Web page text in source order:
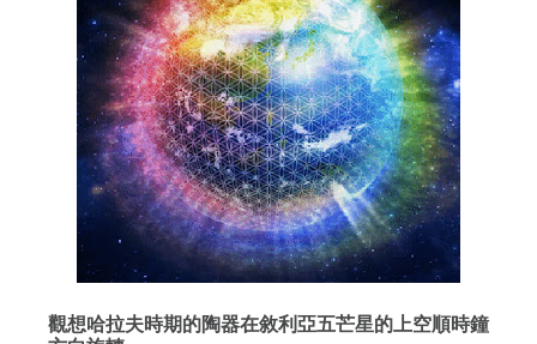
觀想哈拉夫時期的陶器在敘利亞五芒星的上空順時鐘